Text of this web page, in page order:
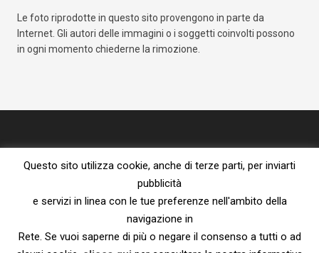
Le foto riprodotte in questo sito provengono in parte da
Internet. Gli autori delle immagini o i soggetti coinvolti possono
in ogni momento chiederne la rimozione.
Proprietà letteraria riservata – vietata la riproduzione senza l’espresso
consenso dell’autore.
Privacy Policy e Cookie Policy
Informativa ai sensi del Reg. UE
Questo sito utilizza cookie, anche di terze parti, per inviarti
pubblicità
e servizi in linea con le tue preferenze nell'ambito della
navigazione in
Rete. Se vuoi saperne di più o negare il consenso a tutti o ad